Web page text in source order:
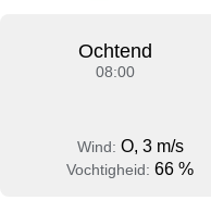
Ochtend
08:00
Wind: O, 3 m/s
Vochtigheid: 66 %